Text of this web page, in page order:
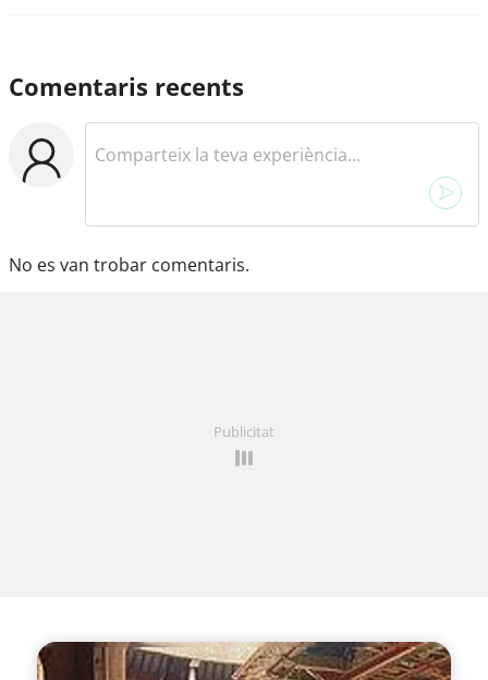
Comentaris recents
No es van trobar comentaris.
Publicitat